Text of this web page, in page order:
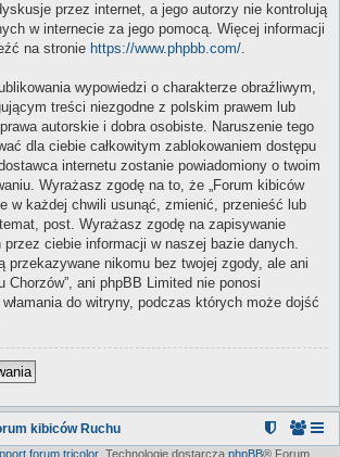
przez internet, a jego autorzy nie kontrolują
w internecie za jego pomocą. Więcej informacji
na stronie https://www.phpbb.com/.
wypowiedzi o charakterze obraźliwym,
treści niezgodne z polskim prawem lub
autorskie i dobra osobiste. Naruszenie tego
dla ciebie całkowitym zablokowaniem dostępu
internetu zostanie powiadomiony o twoim
Wyrażasz zgodę na to, że „Forum kibiców
w każdej chwili usunąć, zmienić, przenieść lub
post. Wyrażasz zgodę na zapisywanie
ciebie informacji w naszej bazie danych.
przekazywane nikomu bez twojej zgody, ale ani
Chorzów”, ani phpBB Limited nie ponosi
do witryny, podczas których może dojść
kibiców Ruchu
forum tricolor, Technologię dostarcza phpBB® Forum